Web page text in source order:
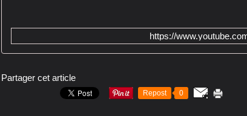
https://
Partager cet article
Repost 0